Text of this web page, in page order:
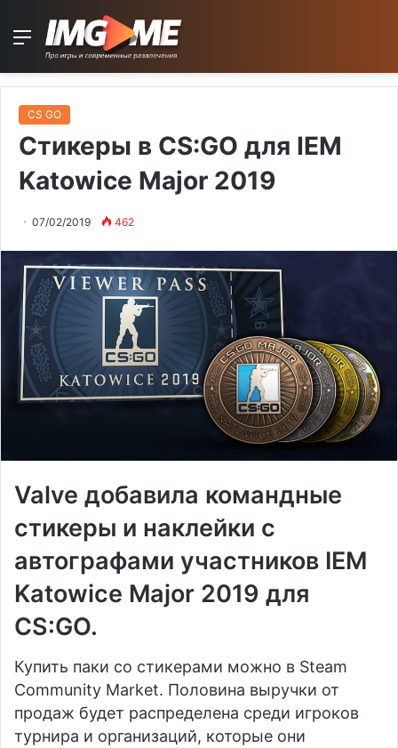
Menu
CS GO
Стикеры в CS:GO для IEM
Katowice Major 2019
07/02/2019 462
Valve добавила командные
стикеры и наклейки с
автографами участников IEM
Katowice Major 2019 для
CS:GO.
Купить паки со стикерами можно в Steam
Community Market. Половина выручки от
продаж будет распределена среди игроков
турнира и организаций, которые они